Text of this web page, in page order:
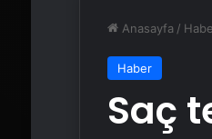
Anasayfa /
Haber
Saç